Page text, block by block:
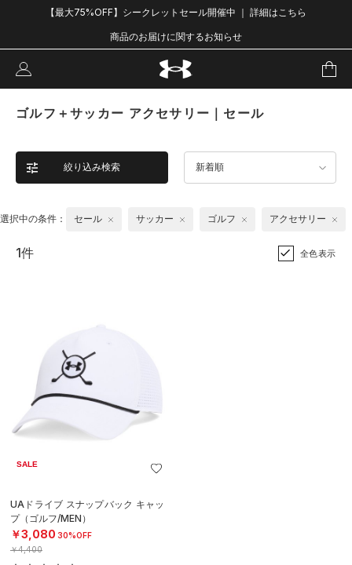
【最大75%OFF】シークレットセール開催中 ｜ 詳細はこちら
商品のお届けに関するお知らせ
ゴルフ＋サッカー アクセサリー｜セール
絞り込み検索 新着順
選択中の条件： セール サッカー ゴルフ アクセサリー
1件 全色表示
SALE
UAドライブ スナップバック キャッ
プ（ゴルフ/MEN）
￥3,080 30%OFF
￥4,400